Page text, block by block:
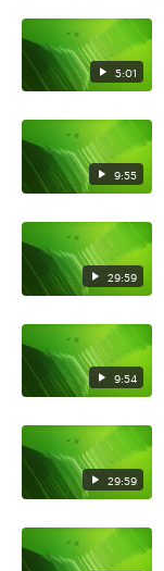
5:01
9:55
29:59
9:54
29:59